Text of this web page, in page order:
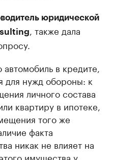
юридической
, также дала
в кредите,
для нужд обороны: к
личного состава
квартиру в ипотеке,
того же
факта
никак не влияет на
имущества у